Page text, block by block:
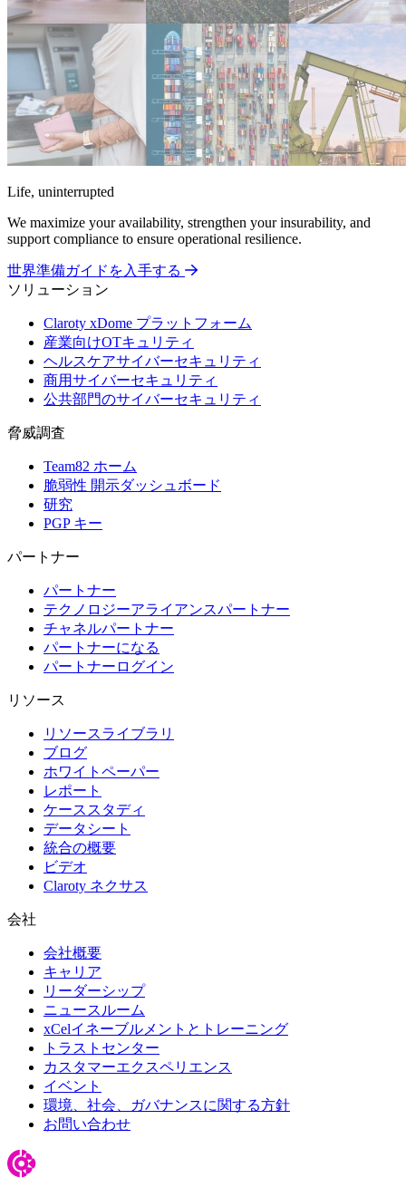
Life, uninterrupted
We maximize your availability, strengthen your insurability, and
support compliance to ensure operational resilience.
世界準備ガイドを入手する
ソリューション
Claroty xDome プラットフォーム
産業向けOTキュリティ
ヘルスケアサイバーセキュリティ
商用サイバーセキュリティ
公共部門のサイバーセキュリティ
脅威調査
Team82 ホーム
脆弱性 開示ダッシュボード
研究
PGP キー
パートナー
パートナー
テクノロジーアライアンスパートナー
チャネルパートナー
パートナーになる
パートナーログイン
リソース
リソースライブラリ
ブログ
ホワイトペーパー
レポート
ケーススタディ
データシート
統合の概要
ビデオ
Claroty ネクサス
会社
会社概要
キャリア
リーダーシップ
ニュースルーム
xCelイネーブルメントとトレーニング
トラストセンター
カスタマーエクスペリエンス
イベント
環境、社会、ガバナンスに関する方針
お問い合わせ